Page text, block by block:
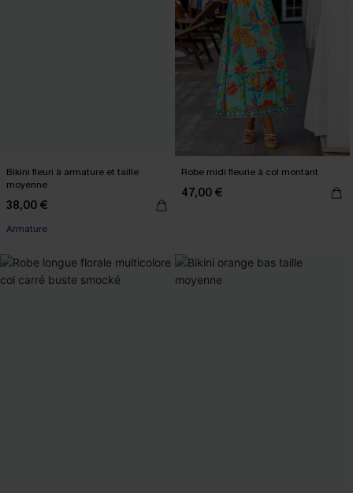
Bikini fleuri à armature et taille
moyenne
38,00 €
Armature
Robe midi fleurie à col montant
47,00 €